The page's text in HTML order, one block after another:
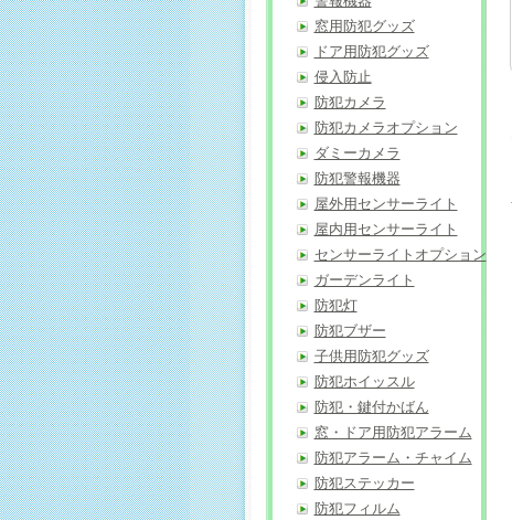
窓用防犯グッズ
ドア用防犯グッズ
侵入防止
防犯カメラ
防犯カメラオプション
ダミーカメラ
防犯警報機器
屋外用センサーライト
屋内用センサーライト
センサーライトオプション
ガーデンライト
防犯灯
防犯ブザー
子供用防犯グッズ
防犯ホイッスル
防犯・鍵付かばん
窓・ドア用防犯アラーム
防犯アラーム・チャイム
防犯ステッカー
防犯フィルム